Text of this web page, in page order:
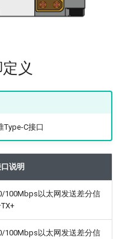
义
Type-C接口
说明
100Mbps以太网发送差分信
100Mbps以太网发送差分信